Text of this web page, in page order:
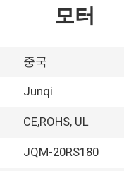
모터
중국
Junqi
CE,ROHS, UL
JQM-20RS180